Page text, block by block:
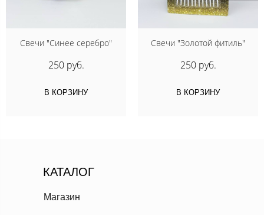
Свечи "Синее серебро"
250 руб.
В КОРЗИНУ
Свечи "Золотой фитиль"
250 руб.
В КОРЗИНУ
КАТАЛОГ
Магазин